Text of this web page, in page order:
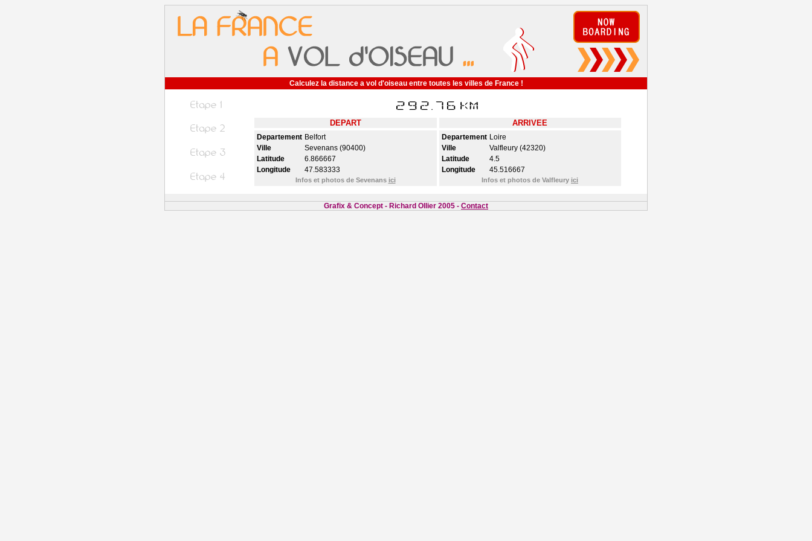
Calculez la distance a vol d'oiseau entre toutes les villes de France !
DEPART ARRIVEE
Departement Belfort
Ville
Sevenans (90400)
Latitude
6.866667
Longitude
47.583333
Infos et photos de Sevenans ici
Departement Loire
Ville
Valfleury (42320)
Latitude
4.5
Longitude
45.516667
Infos et photos de Valfleury ici
Grafix & Concept - Richard Ollier 2005 - Contact